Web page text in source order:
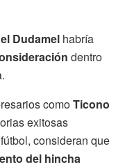
Dudamel habría
dentro
comoTicono
exitosas
consideran que
del hincha